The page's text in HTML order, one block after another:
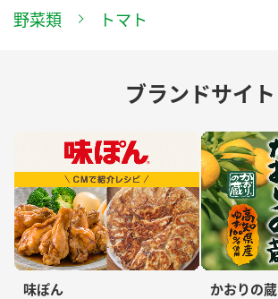
野菜類 トマト
ブランドサイト
味ぽん かおりの蔵